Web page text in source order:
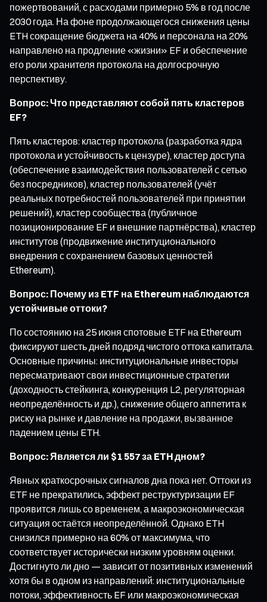
пожертвований, с расходами примерно 5% в год после
2030 года. На фоне продолжающегося снижения цены
ETH сокращение бюджета на 40% и персонала на 20%
направлено на продление «жизни» EF и обеспечение
его роли хранителя протокола на долгосрочную
перспективу.
Вопрос: Что представляют собой пять кластеров
EF?
Пять кластеров: кластер протокола (разработка ядра
протокола и устойчивость к цензуре), кластер доступа
(обеспечение взаимодействия пользователей с сетью
без посредников), кластер пользователей (учёт
реальных потребностей пользователей при принятии
решений), кластер сообщества (публичное
позиционирование EF и внешние партнёрства), кластер
институтов (продвижение институционального
внедрения с сохранением базовых ценностей
Ethereum).
Вопрос: Почему из ETF на Ethereum наблюдаются
устойчивые оттоки?
По состоянию на 25 июня спотовые ETF на Ethereum
фиксируют шесть дней подряд чистого оттока капитала.
Основные причины: институциональные инвесторы
пересматривают свои инвестиционные стратегии
(доходность стейкинга, конкуренция L2, регуляторная
неопределённость и др.), снижение общего аппетита к
риску на рынке и давление на продажи, вызванное
падением цены ETH.
Вопрос: Является ли $1 557 за ETH дном?
Явных краткосрочных сигналов дна пока нет. Оттоки из
ETF не прекратились, эффект реструктуризации EF
проявится лишь со временем, а макроэкономическая
ситуация остаётся неопределённой. Однако ETH
снизился примерно на 60% от максимума, что
соответствует исторически низким уровням оценки.
Достигнуто ли дно — зависит от позитивных изменений
хотя бы в одном из направлений: институциональные
потоки, эффективность EF или макроэкономическая